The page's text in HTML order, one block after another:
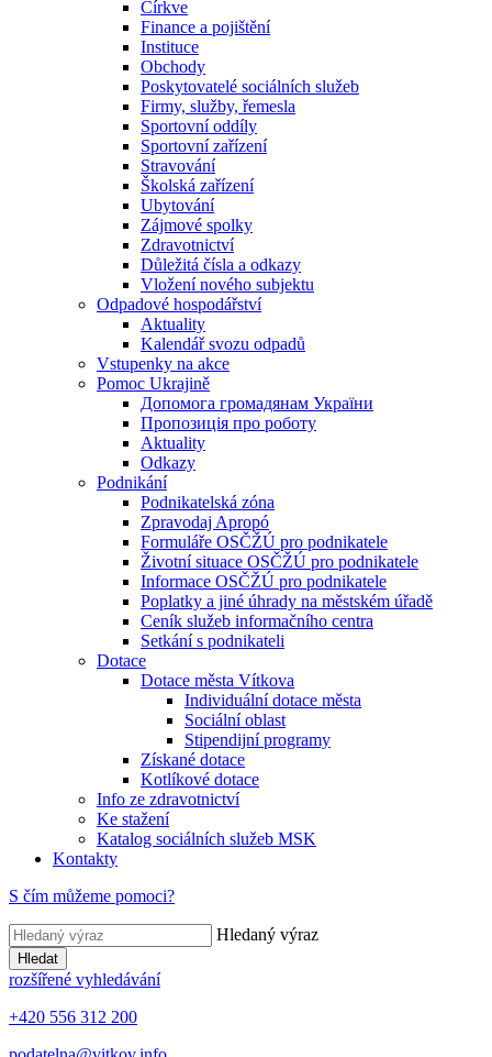
Církve
Finance a pojištění
Instituce
Obchody
Poskytovatelé sociálních služeb
Firmy, služby, řemesla
Sportovní oddíly
Sportovní zařízení
Stravování
Školská zařízení
Ubytování
Zájmové spolky
Zdravotnictví
Důležitá čísla a odkazy
Vložení nového subjektu
Odpadové hospodářství
Aktuality
Kalendář svozu odpadů
Vstupenky na akce
Pomoc Ukrajině
Допомога громадянам України
Пропозиція про роботу
Aktuality
Odkazy
Podnikání
Podnikatelská zóna
Zpravodaj Apropó
Formuláře OSČŽÚ pro podnikatele
Životní situace OSČŽÚ pro podnikatele
Informace OSČŽÚ pro podnikatele
Poplatky a jiné úhrady na městském úřadě
Ceník služeb informačního centra
Setkání s podnikateli
Dotace
Dotace města Vítkova
Individuální dotace města
Sociální oblast
Stipendijní programy
Získané dotace
Kotlíkové dotace
Info ze zdravotnictví
Ke stažení
Katalog sociálních služeb MSK
Kontakty
S čím můžeme pomoci?
Hledaný výraz
Hledat
rozšířené vyhledávání
+420 556 312 200